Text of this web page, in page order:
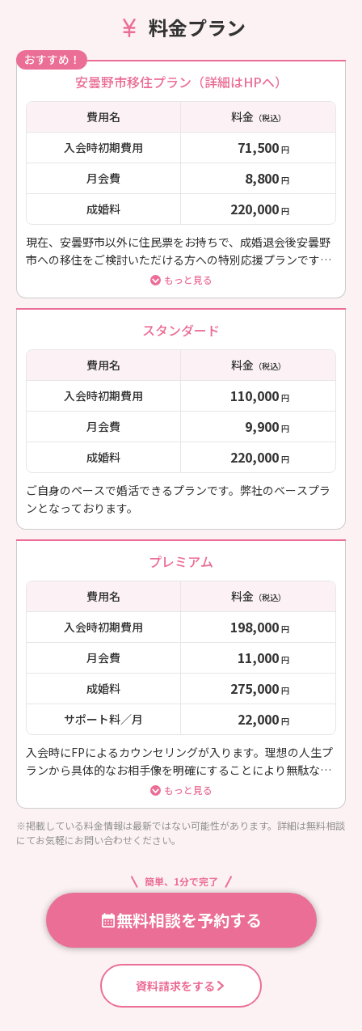
料金プラン
おすすめ！
安曇野市移住プラン（詳細はHPへ）
費用名 料金（税込）
入会時初期費用 71,500 円
月会費 8,800 円
成婚料 220,000 円
現在、安曇野市以外に住民票をお持ちで、成婚退会後安曇野
市への移住をご検討いただける方への特別応援プランです！
基本、オンラインでのサポートとなります。
もっと見る
スタンダード
費用名 料金（税込）
入会時初期費用 110,000 円
月会費 9,900 円
成婚料 220,000 円
ご自身のペースで婚活できるプランです。弊社のベースプラ
ンとなっております。
プレミアム
費用名 料金（税込）
入会時初期費用 198,000 円
月会費 11,000 円
成婚料 275,000 円
サポート料／月 22,000 円
入会時にFPによるカウンセリングが入ります。理想の人生プ
ランから具体的なお相手像を明確にすることにより無駄なく
アクティブな活動ができます。成婚退会時にライフプランニ
ングシートをプレゼントいたします。
もっと見る
※掲載している料金情報は最新ではない可能性があります。詳細は無料相談
にてお気軽にお問い合わせください。
簡単、1分で完了
無料相談を予約する
資料請求をする